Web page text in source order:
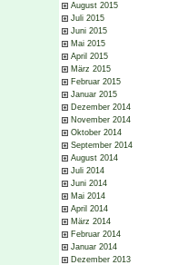
August 2015
Juli 2015
Juni 2015
Mai 2015
April 2015
März 2015
Februar 2015
Januar 2015
Dezember 2014
November 2014
Oktober 2014
September 2014
August 2014
Juli 2014
Juni 2014
Mai 2014
April 2014
März 2014
Februar 2014
Januar 2014
Dezember 2013